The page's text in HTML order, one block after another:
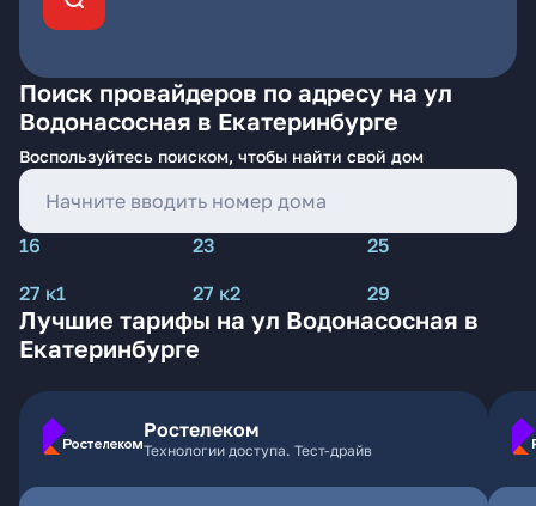
Поиск провайдеров по адресу на ул
Водонасосная в Екатеринбурге
Воспользуйтесь поиском, чтобы найти свой дом
16 23
25
27 к1
27 к2 29
Лучшие тарифы на ул Водонасосная в
Екатеринбурге
Ростелеком
Технологии доступа. Тест-драйв